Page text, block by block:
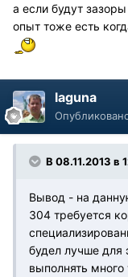
а если будут
опыт тоже есть
laguna
В 08.11.2013 в
Вывод - на
304 требуется
будел лучше для
выполнять